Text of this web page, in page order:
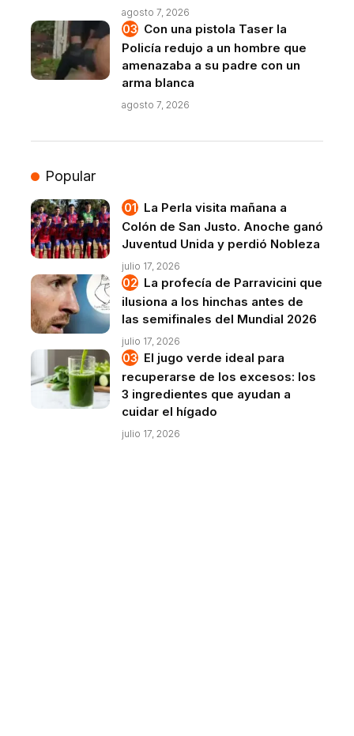
agosto 7, 2026
Con una pistola Taser la
Policía redujo a un hombre que
amenazaba a su padre con un
arma blanca
agosto 7, 2026
Popular
La Perla visita mañana a
Colón de San Justo. Anoche ganó
Juventud Unida y perdió Nobleza
julio 17, 2026
La profecía de Parravicini que
ilusiona a los hinchas antes de
las semifinales del Mundial 2026
julio 17, 2026
El jugo verde ideal para
recuperarse de los excesos: los
3 ingredientes que ayudan a
cuidar el hígado
julio 17, 2026